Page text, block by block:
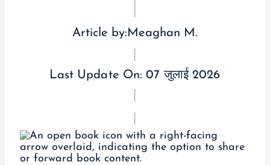
Article by:Meaghan M.
Last Update On:07 जुलाई 2026